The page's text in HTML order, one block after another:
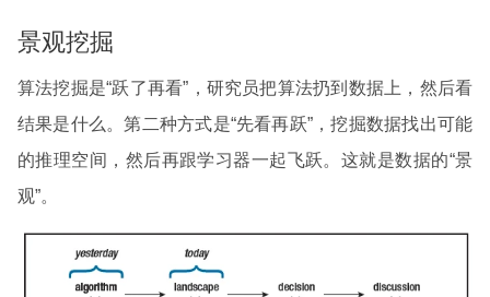
景观挖掘
算法挖掘是“跃了再看”，研究员把算法扔到数据上，然后看
结果是什么。第二种方式是“先看再跃”，挖掘数据找出可能
的推理空间，然后再跟学习器一起飞跃。这就是数据的“景
观”。